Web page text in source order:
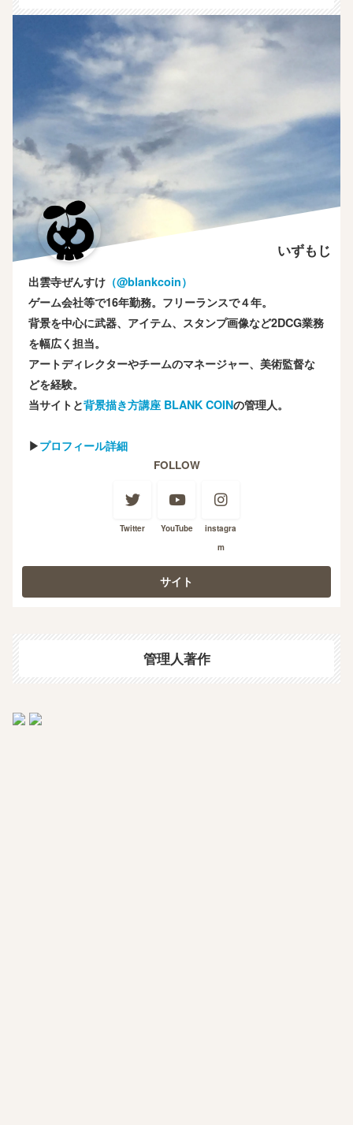
いずもじ
出雲寺ぜんすけ （‎@blankcoin）
ゲーム会社等で16年勤務。フリーランスで４年。
背景を中心に武器、アイテム、スタンプ画像など2DCG業務
を幅広く担当。
アートディレクターやチームのマネージャー、美術監督な
どを経験。
当サイトと背景描き方講座 BLANK COINの管理人。
▶プロフィール詳細
FOLLOW
Twitter YouTube
instagra
m
管理人著作